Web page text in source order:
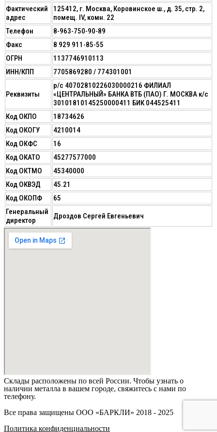
Фактический
адрес
125412, г. Москва, Коровинское ш., д. 35, стр. 2,
помещ. IV, комн. 22
Телефон
8-963-750-90-89
Факс
8 929 911-85-55
ОГРН
1137746910113
ИНН/КПП
7705869280 / 774301001
Реквизиты
р/с 40702810226030000216 ФИЛИАЛ
«ЦЕНТРАЛЬНЫЙ» БАНКА ВТБ (ПАО) Г. МОСКВА к/с
30101810145250000411 БИК 044525411
Код ОКПО
18734626
Код ОКОГУ
4210014
Код ОКФС
16
Код ОКАТО
45277577000
Код ОКТМО
45340000
Код ОКВЭД
45.21
Код ОКОПФ
65
Генеральный
директор
Дроздов Сергей Евгеньевич
Склады расположены по всей России. Чтобы узнать о
наличии металла в вашем городе, свяжитесь с нами по
телефону.
Все права защищены ООО «БАРКЛИ» 2018 - 2025
Политика конфиденциальности